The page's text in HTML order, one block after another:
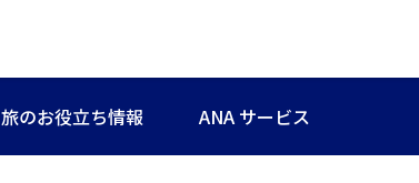
旅のお役立ち情報 ANA サービス